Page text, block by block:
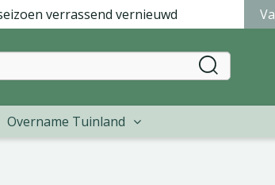
verrassend vernieuwd
Overname Tuinland